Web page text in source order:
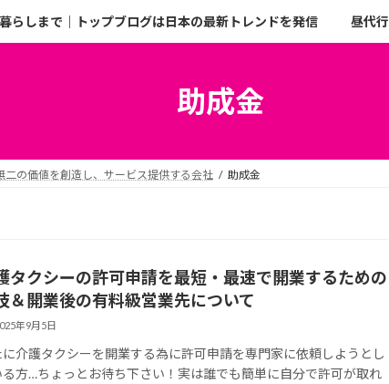
らしまで｜トップブログは日本の最新トレンドを発信 昼代
助成金
の価値を創造し、サービス提供する会社 助成金
タクシーの許可申請を最短・最速で開業するための
＆開業後の有料級営業先について
年9月5日
介護タクシーを開業する為に許可申請を専門家に依頼しようとし
る方…ちょっとお待ち下さい！実は誰でも簡単に自分で許可が取れ